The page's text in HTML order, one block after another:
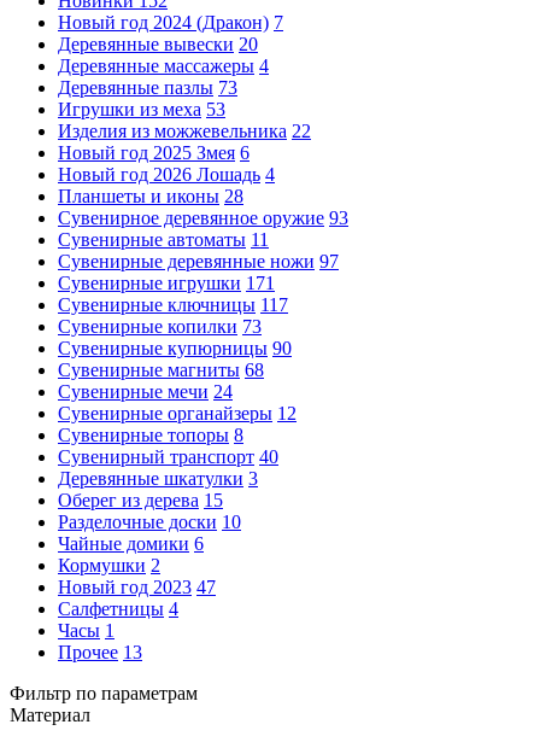
Новый год 2024 (Дракон) 7
Деревянные вывески 20
Деревянные массажеры 4
Деревянные пазлы 73
Игрушки из меха 53
Изделия из можжевельника 22
Новый год 2025 Змея 6
Новый год 2026 Лошадь 4
Планшеты и иконы 28
Сувенирное деревянное оружие 93
Сувенирные автоматы 11
Сувенирные деревянные ножи 97
Сувенирные игрушки 171
Сувенирные ключницы 117
Сувенирные копилки 73
Сувенирные купюрницы 90
Сувенирные магниты 68
Сувенирные мечи 24
Сувенирные органайзеры 12
Сувенирные топоры 8
Сувенирный транспорт 40
Деревянные шкатулки 3
Оберег из дерева 15
Разделочные доски 10
Чайные домики 6
Кормушки 2
Новый год 2023 47
Салфетницы 4
Часы 1
Прочее 13
Фильтр по параметрам
Материал